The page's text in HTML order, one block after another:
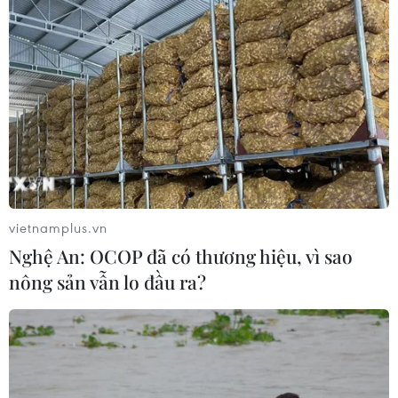
Indonesia nỗ lực khống chế cháy
rừng tại Vườn Quốc gia Núi Bromo
07/08/2026 10:56
Thụy Sĩ khó đạt mục tiêu giảm phát
thải khí nhà kính vào năm 2030
07/08/2026 09:42
Bão Dolphin càn quét các đảo miền
Nam Nhật Bản, sân bay Okinawa
phải đóng cửa
07/08/2026 09:10
vietnamplus.vn
Nghệ An: OCOP đã có thương hiệu, vì sao
nông sản vẫn lo đầu ra?